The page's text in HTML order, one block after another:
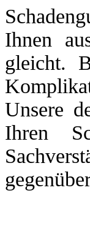
Ihnen
gleicht.
Unsere
Ihren